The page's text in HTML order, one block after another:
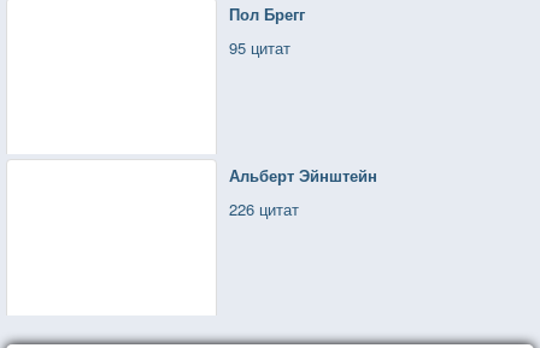
Пол Брегг
95 цитат
Альберт Эйнштейн
226 цитат